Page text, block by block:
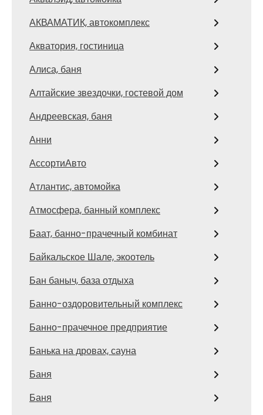
АКВАМАТИК, автокомплекс
Акватория, гостиница
Алиса, баня
Алтайские звездочки, гостевой дом
Андреевская, баня
Анни
АссортиАвто
Атлантис, автомойка
Атмосфера, банный комплекс
Баат, банно-прачечный комбинат
Байкальское Шале, экоотель
Бан баныч, база отдыха
Банно-оздоровительный комплекс
Банно-прачечное предприятие
Банька на дровах, сауна
Баня
Баня